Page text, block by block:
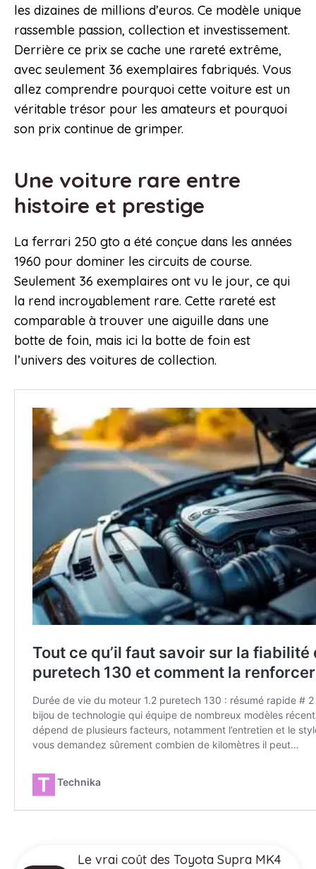
les dizaines de millions d’euros. Ce modèle unique
rassemble passion, collection et investissement.
Derrière ce prix se cache une rareté extrême,
avec seulement 36 exemplaires fabriqués. Vous
allez comprendre pourquoi cette voiture est un
véritable trésor pour les amateurs et pourquoi
son prix continue de grimper.
Une voiture rare entre
histoire et prestige
La ferrari 250 gto a été conçue dans les années
1960 pour dominer les circuits de course.
Seulement 36 exemplaires ont vu le jour, ce qui
la rend incroyablement rare. Cette rareté est
comparable à trouver une aiguille dans une
botte de foin, mais ici la botte de foin est
l’univers des voitures de collection.
Le vrai coût des Toyota Supra MK4